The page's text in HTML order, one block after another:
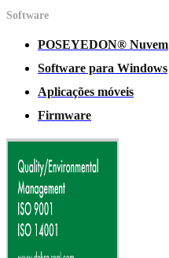
Software
POSEYEDON® Nuvem
Software para Windows
Aplicações móveis
Firmware